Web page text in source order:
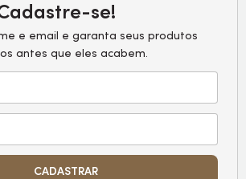
se!
e email e garanta seus produtos
antes que eles acabem.
CADASTRAR